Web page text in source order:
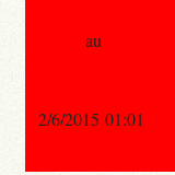
au
2/6/2015 01:01